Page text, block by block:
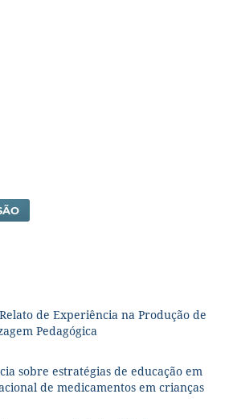
de Experiência na Produção de
Pedagógica
sobre estratégias de educação em
de medicamentos em crianças